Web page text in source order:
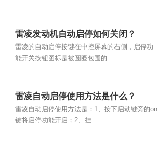
雷凌发动机自动启停如何关闭？
雷凌的自动启停按键在中控屏幕的右侧，启停功
能开关按钮图标是被圆圈包围的...
雷凌自动启停使用方法是什么？
雷凌自动启停使用方法是：1、按下启动键旁的on
键将启停功能开启；2、挂...